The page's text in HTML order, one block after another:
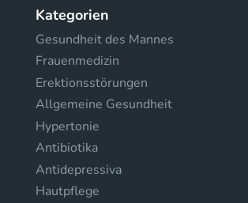
Kategorien
Gesundheit des Mannes
Frauenmedizin
Erektionsstörungen
Allgemeine Gesundheit
Hypertonie
Antibiotika
Antidepressiva
Hautpflege